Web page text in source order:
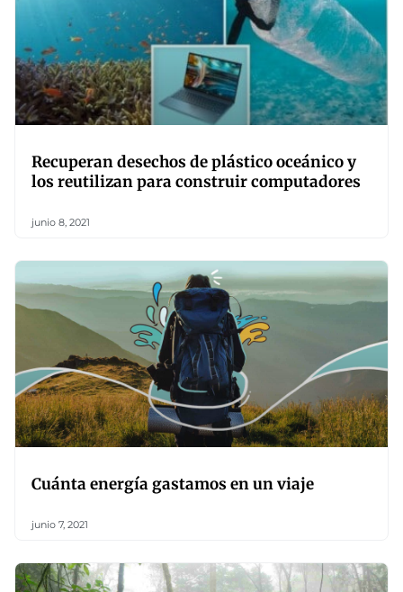
Recuperan desechos de plástico oceánico y
los reutilizan para construir computadores
junio 8, 2021
Cuánta energía gastamos en un viaje
junio 7, 2021